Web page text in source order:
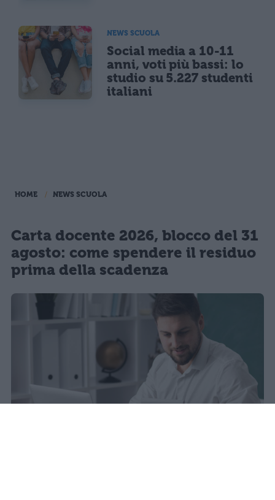
NEWS SCUOLA
Social media a 10-11
anni, voti più bassi: lo
studio su 5.227 studenti
italiani
HOME NEWS SCUOLA
Carta docente 2026, blocco del 31
agosto: come spendere il residuo
prima della scadenza